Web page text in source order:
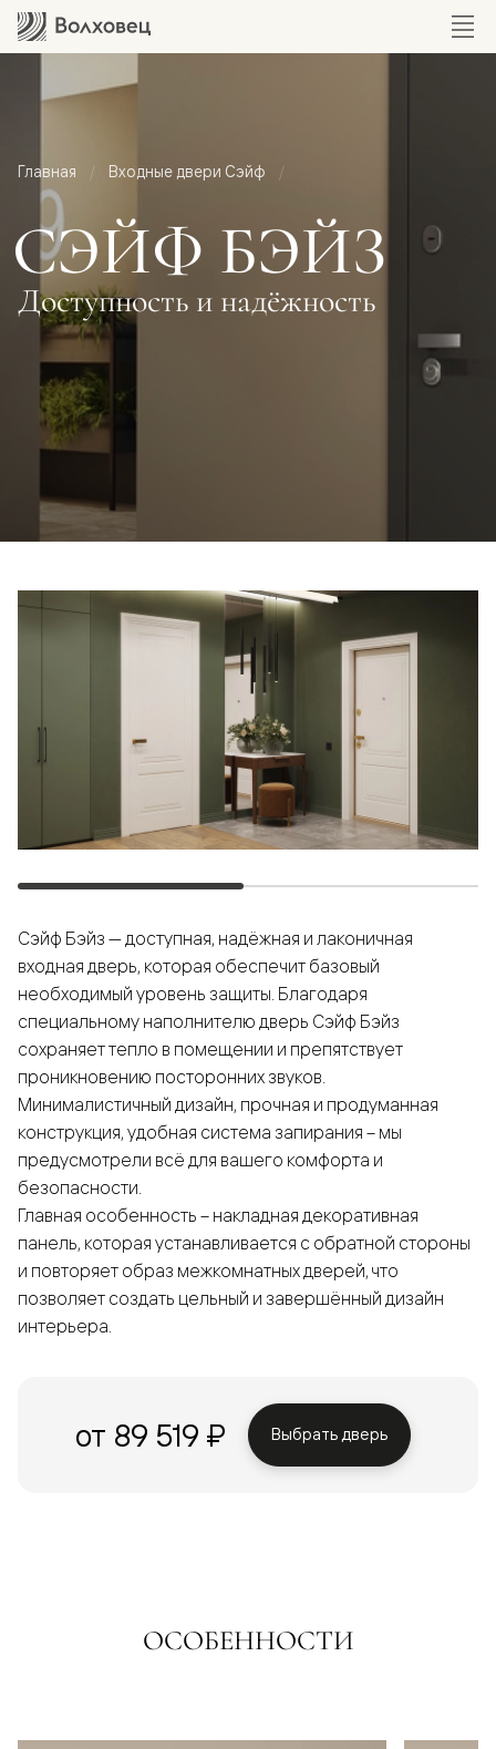
Главная Входные двери Сэйф
СЭЙФ БЭЙЗ
Доступность и надёжность
Сэйф Бэйз — доступная, надёжная и лаконичная
входная дверь, которая обеспечит базовый
необходимый уровень защиты. Благодаря
специальному наполнителю дверь Сэйф Бэйз
сохраняет тепло в помещении и препятствует
проникновению посторонних звуков.
Минималистичный дизайн, прочная и продуманная
конструкция, удобная система запирания – мы
предусмотрели всё для вашего комфорта и
безопасности.
Главная особенность – накладная декоративная
панель, которая устанавливается с обратной стороны
и повторяет образ межкомнатных дверей, что
позволяет создать цельный и завершённый дизайн
интерьера.
от 89 519 ₽ Выбрать дверь
ОСОБЕННОСТИ